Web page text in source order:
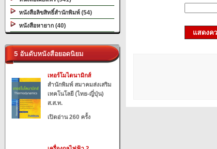
หนังสือลิขสิทธิ์สำนักพิมพ์ (54)
หนังสือหายาก (40)
5 อันดับหนังสือยอดนิยม
เทอร์โมไดนามิกส์
สำนักพิมพ์ สมาคมส่งเสริม
เทคโนโลยี (ไทย-ญี่ปุ่น)
ส.ส.ท.
เปิดอ่าน 260 ครั้ง
แสดงค